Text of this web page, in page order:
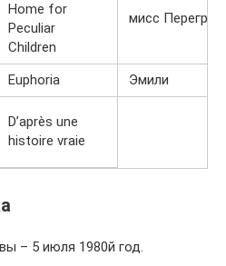
Home for
Peculiar
Children
мисс Перегрин
Euphoria Эмили
D’après une
histoire vraie
– 5 июля 1980й год.